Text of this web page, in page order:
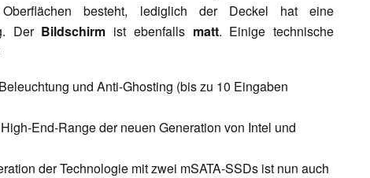
besteht, lediglich der Deckel hat eine
Der Bildschirm ist ebenfalls matt. Einige technische
und Anti-Ghosting (bis zu 10 Eingaben
End-Range der neuen Generation von Intel und
der Technologie mit zwei mSATA-SSDs ist nun auch